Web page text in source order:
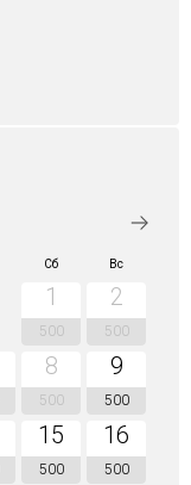
Сб Вс
1
500
2
500
8
500
9
500
15
500
16
500